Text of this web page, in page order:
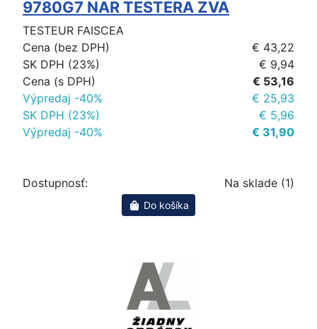
9780G7 NAR TESTERA ZVA
TESTEUR FAISCEA
Cena (bez DPH)
€ 43,22
SK DPH (23%)
€ 9,94
Cena (s DPH)
€ 53,16
Výpredaj -40%
€ 25,93
SK DPH (23%)
€ 5,96
Výpredaj -40%
€ 31,90
Dostupnosť: Na sklade (1)
Do košíka